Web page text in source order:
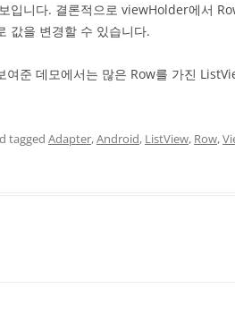
입니다. 결론적으로 viewHolder에서
값을 변경할 수 있습니다.
여준 데모에서는 많은 Row를 가진
tagged Adapter,Android, ListView, Row,